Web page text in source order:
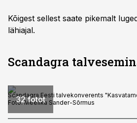
Kõigest sellest saate pikemalt
lähiajal.
Scandagra
32 fotot
Scandagra Eesti talvekonverents
Foto:Meelika Sander-Sõrmus